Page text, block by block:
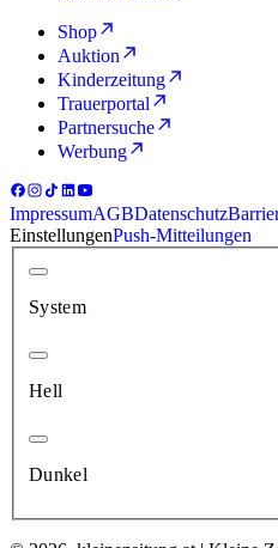
Shop
Auktion
Kinderzeitung
Trauerportal
Partnersuche
Werbung
ImpressumAGBDatenschutz
EinstellungenPush-Mitteilungen
System
Hell
Dunkel